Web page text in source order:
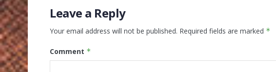
Leave a Reply
Your email address will not be published. Required fields are marked *
Comment *